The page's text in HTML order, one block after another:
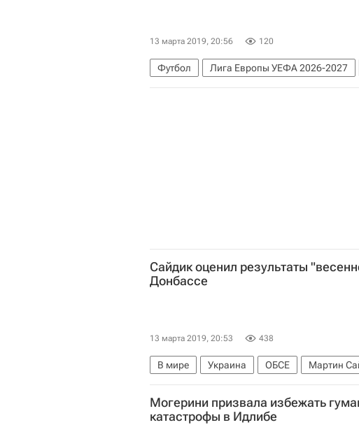
13 марта 2019, 20:56 120
Футбол Лига Европы УЕФА 2026-2027
Сайдик оценил результаты
Донбассе
13 марта 2019, 20:53 438
В мире Украина ОБСЕ Мартин
Могерини призвала избежать
катастрофы в Идлибе